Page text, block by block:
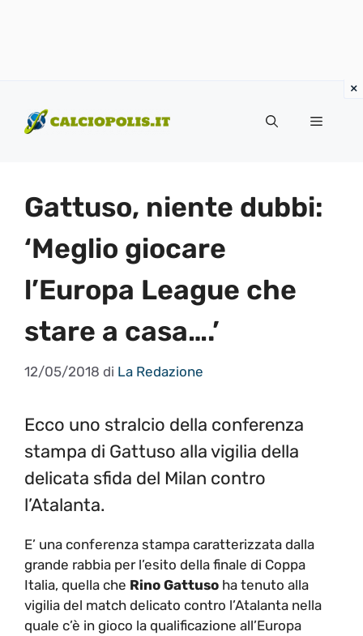
contenuto
Menu
Gattuso, niente dubbi:
‘Meglio giocare
l’Europa League che
stare a casa….’
12/05/2018 di La Redazione
Ecco uno stralcio della conferenza
stampa di Gattuso alla vigilia della
delicata sfida del Milan contro
l’Atalanta.
E’ una conferenza stampa caratterizzata dalla
grande rabbia per l’esito della finale di Coppa
Italia, quella che Rino Gattuso ha tenuto alla
vigilia del match delicato contro l’Atalanta nella
quale c’è in gioco la qualificazione all’Europa